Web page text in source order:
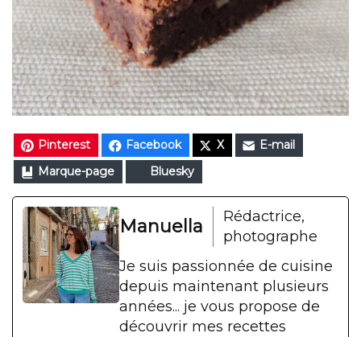
Pinterest Facebook X
E-mail
Marque-page
Bluesky
Manuella
Rédactrice,
photographe
Je suis passionnée de cuisine
depuis maintenant plusieurs
années... je vous propose de
découvrir mes recettes